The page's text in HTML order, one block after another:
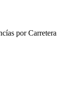
por Carretera